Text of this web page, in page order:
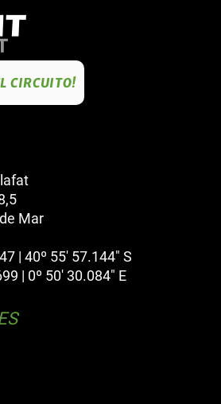
CIRCUITO!
Mar
| 40º 55' 57.144" S
| 0º 50' 30.084" E